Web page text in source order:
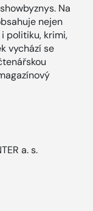
Na
nejen
politiku, krimi,
vychází se
a. s.